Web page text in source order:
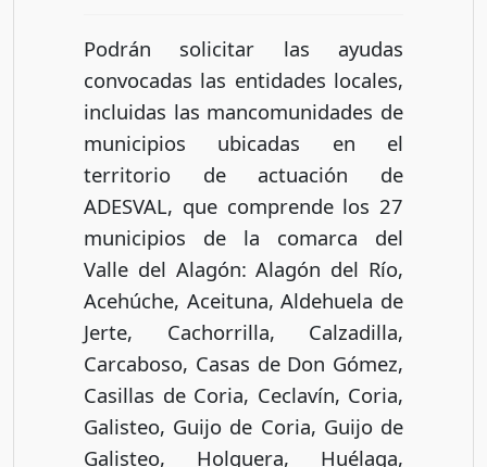
Podrán solicitar las ayudas
convocadas las entidades locales,
incluidas las mancomunidades de
municipios ubicadas en el
territorio de actuación de
ADESVAL, que comprende los 27
municipios de la comarca del
Valle del Alagón: Alagón del Río,
Acehúche, Aceituna, Aldehuela de
Jerte, Cachorrilla, Calzadilla,
Carcaboso, Casas de Don Gómez,
Casillas de Coria, Ceclavín, Coria,
Galisteo, Guijo de Coria, Guijo de
Galisteo, Holguera, Huélaga,